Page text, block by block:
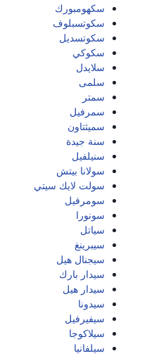
سكهومبورك
سكوتسبلوف
سكوتسديل
سكوكي
سلايدل
سلمى
سمتر
سمرفيل
سميثتاون
سنة جيدة
سنيلفيل
سولانا بيتش
سولت لايك سيتي
سومرفيل
سونورا
سياتل
سيبرينغ
سيجنال هيل
سيدار بارك
سيدار هيل
سيدونا
سيفيرفيل
سيلاكوجا
سيلفانيا